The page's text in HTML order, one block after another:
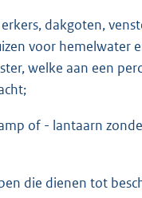
dakgoten,
voor hemelwater
welke aan een
of - lantaarn
die dienen tot